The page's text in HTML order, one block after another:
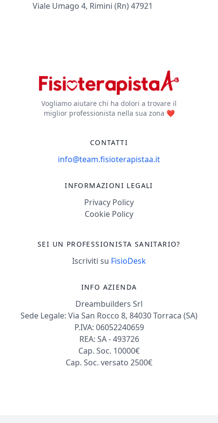
Viale Umago 4, Rimini (rn) 47921
Vogliamo aiutare chi ha dolori a trovare il
miglior professionista nella sua zona ❤️
CONTATTI
info@team.fisioterapistaa.it
INFORMAZIONI LEGALI
Privacy Policy
Cookie Policy
SEI UN PROFESSIONISTA SANITARIO?
Iscriviti su FisioDesk
INFO AZIENDA
Dreambuilders Srl
Sede Legale: Via San Rocco 8, 84030 Torraca (SA)
P.IVA: 06052240659
REA: SA - 493726
Cap. Soc. 10000€
Cap. Soc. versato 2500€